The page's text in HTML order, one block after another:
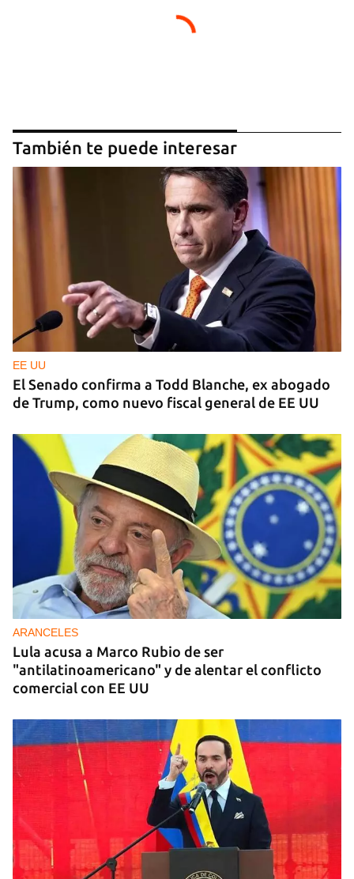
También te puede interesar
EE UU
El Senado confirma a Todd Blanche, ex abogado
de Trump, como nuevo fiscal general de EE UU
ARANCELES
Lula acusa a Marco Rubio de ser
"antilatinoamericano" y de alentar el conflicto
comercial con EE UU